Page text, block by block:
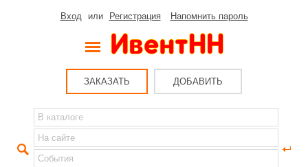
Вход или Регистрация Напомнить пароль
ЗАКАЗАТЬ ДОБАВИТЬ